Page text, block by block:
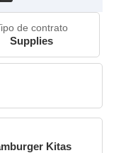
de contrato
Supplies
Kitas